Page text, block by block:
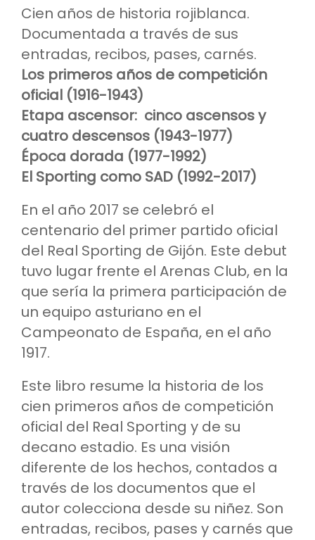
original
era:
21.95€.
actual
es:
8.45€.
Cien años de historia rojiblanca.
Documentada a través de sus
entradas, recibos, pases, carnés.
Los primeros años de competición
oficial (1916-1943)
Etapa ascensor: cinco ascensos y
cuatro descensos (1943-1977)
Época dorada (1977-1992)
El Sporting como SAD (1992-2017)
En el año 2017 se celebró el
centenario del primer partido oficial
del Real Sporting de Gijón. Este debut
tuvo lugar frente el Arenas Club, en la
que sería la primera participación de
un equipo asturiano en el
Campeonato de España, en el año
1917.
Este libro resume la historia de los
cien primeros años de competición
oficial del Real Sporting y de su
decano estadio. Es una visión
diferente de los hechos, contados a
través de los documentos que el
autor colecciona desde su niñez. Son
entradas, recibos, pases y carnés que